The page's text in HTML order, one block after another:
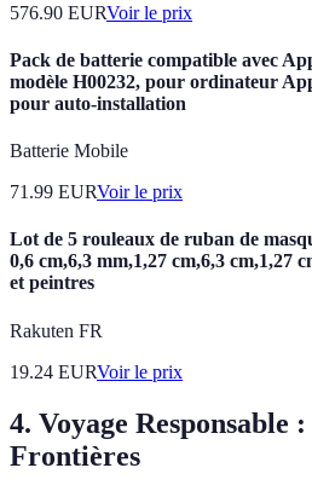
576.90 EURVoir le prix
Pack de batterie compatible avec
modèle H00232, pour ordinateur
pour auto-installation
Batterie Mobile
71.99 EURVoir le prix
Lot de 5 rouleaux de ruban de
0,6 cm,6,3 mm,1,27 cm,6,3 cm,1,27
et peintres
Rakuten FR
19.24 EURVoir le prix
4. Voyage Responsable
Frontières